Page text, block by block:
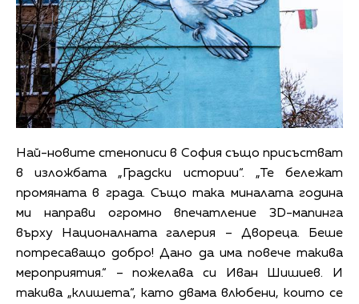
Най-новите стенописи в София също присъстват
в изложбата „Градски истории“. „Те бележат
промяната в града. Също така миналата година
ми направи огромно впечатление 3D-мапинга
върху Националната галерия – Двореца. Беше
потресаващо добро! Дано да има повече такива
мероприятия.“ – пожелава си Иван Шишиев. И
такива „клишета“, като двама влюбени, които се